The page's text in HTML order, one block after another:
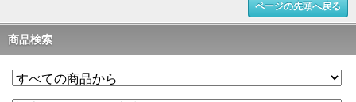
ページの先頭へ戻る
商品検索